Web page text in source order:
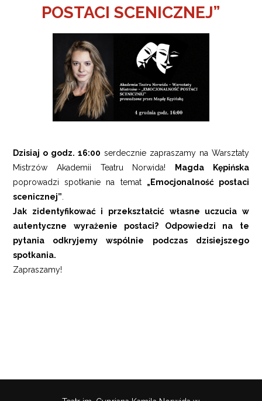
POSTACI SCENICZNEJ”
Dzisiaj o godz. 16:00 serdecznie zapraszamy na Warsztaty
Mistrzów Akademii Teatru Norwida!
Magda Kępińska
poprowadzi spotkanie na temat „Emocjonalność postaci
scenicznej”.
Jak zidentyfikować i przekształcić własne uczucia w
autentyczne wyrażenie postaci? Odpowiedzi na te
pytania odkryjemy wspólnie podczas dzisiejszego
spotkania.
Zapraszamy!